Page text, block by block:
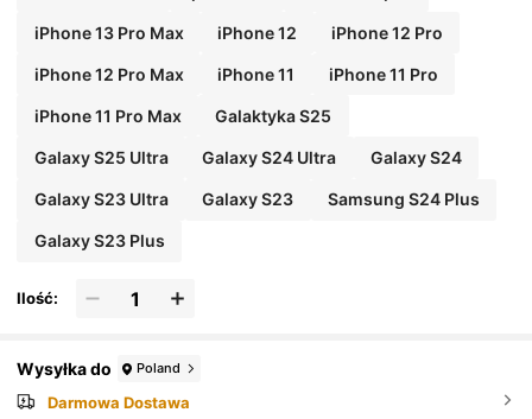
iPhone 13 Pro Max iPhone 12 iPhone 12 Pro
iPhone 12 Pro Max iPhone 11 iPhone 11 Pro
iPhone 11 Pro Max Galaktyka S25
Galaxy S25 Ultra Galaxy S24 Ultra Galaxy S24
Galaxy S23 Ultra Galaxy S23 Samsung S24 Plus
Galaxy S23 Plus
Ilość:
Wysyłka do Poland
Darmowa Dostawa